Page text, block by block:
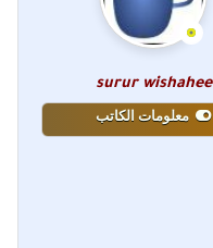
surur wishahee
معلومات الكاتب